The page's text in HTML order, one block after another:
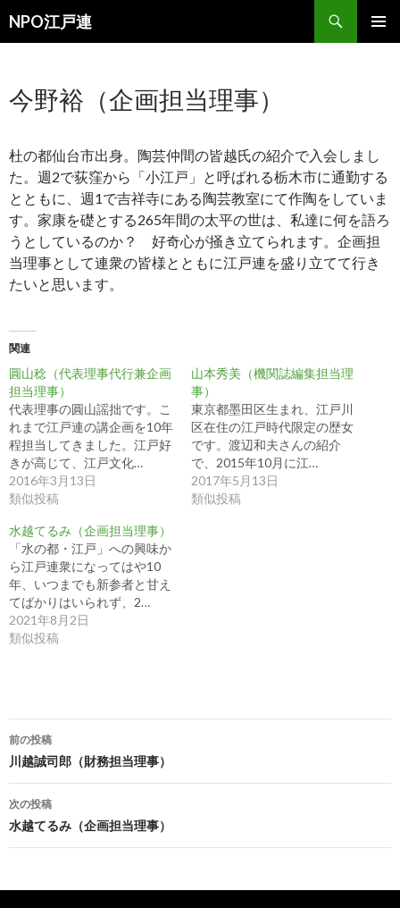
NPO江戸連
索
ン
移
動
今野裕（企画担当理事）
杜の都仙台市出身。陶芸仲間の皆越氏の紹介で入会しまし
た。週2で荻窪から「小江戸」と呼ばれる栃木市に通勤する
とともに、週1で吉祥寺にある陶芸教室にて作陶をしていま
す。家康を礎とする265年間の太平の世は、私達に何を語ろ
うとしているのか？ 好奇心が掻き立てられます。企画担
当理事として連衆の皆様とともに江戸連を盛り立てて行き
たいと思います。
関連
圓山稔（代表理事代行兼企画
担当理事）
代表理事の圓山謡拙です。こ
れまで江戸連の講企画を10年
程担当してきました。江戸好
きが高じて、江戸文化…
2016年3月13日
類似投稿
山本秀美（機関誌編集担当理
事）
東京都墨田区生まれ、江戸川
区在住の江戸時代限定の歴女
です。渡辺和夫さんの紹介
で、2015年10月に江…
2017年5月13日
類似投稿
水越てるみ（企画担当理事）
「水の都・江戸」への興味か
ら江戸連衆になってはや10
年、いつまでも新参者と甘え
てばかりはいられず、2…
2021年8月2日
類似投稿
投
稿
ナ
ビ
ゲ
ー
前の投稿
川越誠司郎（財務担当理事）
次の投稿
水越てるみ（企画担当理事）